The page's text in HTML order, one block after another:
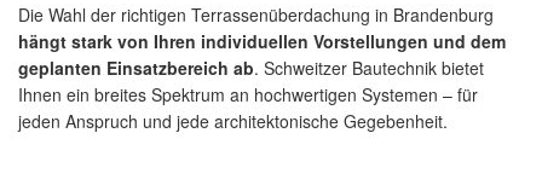
Die Wahl der richtigen Terrassenüberdachung in Brandenburg
hängt stark von Ihren individuellen Vorstellungen und dem
geplanten Einsatzbereich ab. Schweitzer Bautechnik bietet
Ihnen ein breites Spektrum an hochwertigen Systemen – für
jeden Anspruch und jede architektonische Gegebenheit.